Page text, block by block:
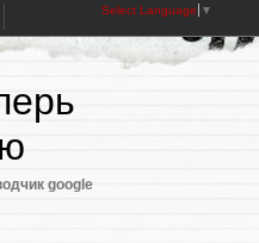
Select Language ▼
google